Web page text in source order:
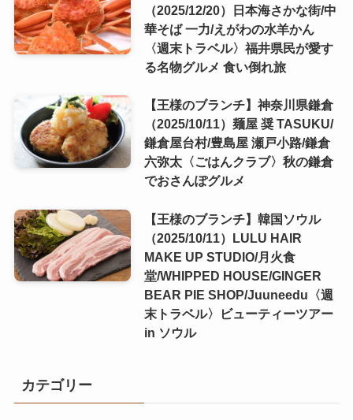
（2025/12/20）日本海さかな街/中
華そば 一力/えがわの水羊かん
〈週末トラベル〉福井県民が愛す
る名物グルメ 食い倒れ旅
【王様のブランチ】神奈川県鎌倉
（2025/10/11）麺屋 奨 TASUKU/
鎌倉屋台村/豊島屋 瀬戸小路/鎌倉
六弥太〈ごはんクラブ〉秋の鎌倉
でおさんぽグルメ
【王様のブランチ】韓国ソウル
（2025/10/11）LULU HAIR
MAKE UP STUDIO/月火食
堂/WHIPPED HOUSE/GINGER
BEAR PIE SHOP/Juuneedu〈週
末トラベル〉ビューティーツアー
in ソウル
カテゴリー